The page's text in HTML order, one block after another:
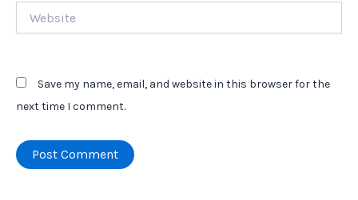
Save my name, email, and website in this browser for the
next time I comment.